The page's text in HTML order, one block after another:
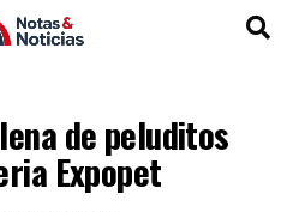
de peluditos
Expopet